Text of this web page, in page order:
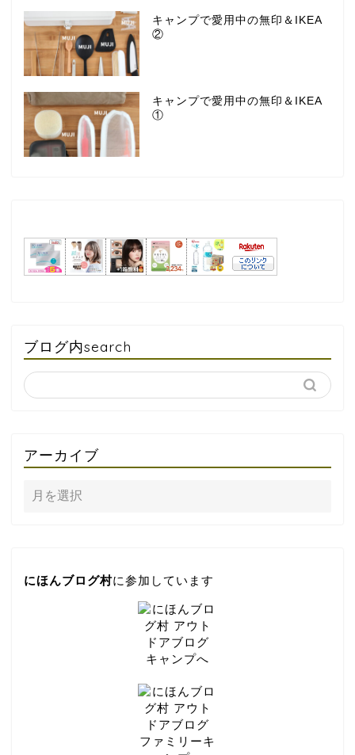
キャンプで愛用中の無印＆IKEA
②
キャンプで愛用中の無印＆IKEA
①
ブログ内search
アーカイブ
にほんブログ村に参加しています